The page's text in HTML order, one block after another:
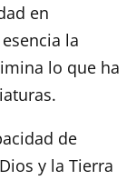
en
la
lo que ha
de
y la Tierra